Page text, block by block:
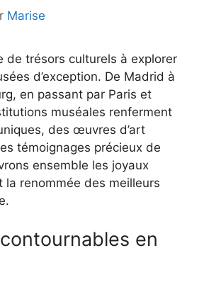
Marise
de trésors culturels à explorer
d’exception. De Madrid à
en passant par Paris et
muséales renferment
des œuvres d’art
témoignages précieux de
ensemble les joyaux
la renommée des meilleurs
en